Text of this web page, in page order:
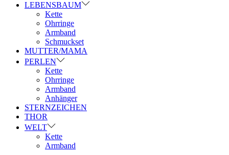
LEBENSBAUM
Kette
Ohrringe
Armband
Schmuckset
MUTTER/MAMA
PERLEN
Kette
Ohrringe
Armband
Anhänger
STERNZEICHEN
THOR
WELT
Kette
Armband